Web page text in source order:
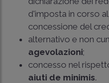
d'imposta in corso
concessione del
alternativo e non
agevolazioni;
concesso nel
aiuti de minimis.